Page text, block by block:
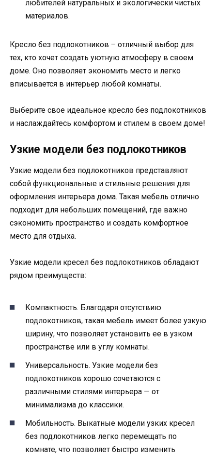
любителей натуральных и экологически чистых
материалов.
Кресло без подлокотников – отличный выбор для
тех, кто хочет создать уютную атмосферу в своем
доме. Оно позволяет экономить место и легко
вписывается в интерьер любой комнаты.
Выберите свое идеальное кресло без подлокотников
и наслаждайтесь комфортом и стилем в своем доме!
Узкие модели без подлокотников
Узкие модели без подлокотников представляют
собой функциональные и стильные решения для
оформления интерьера дома. Такая мебель отлично
подходит для небольших помещений, где важно
сэкономить пространство и создать комфортное
место для отдыха.
Узкие модели кресел без подлокотников обладают
рядом преимуществ:
Компактность. Благодаря отсутствию
подлокотников, такая мебель имеет более узкую
ширину, что позволяет установить ее в узком
пространстве или в углу комнаты.
Универсальность. Узкие модели без
подлокотников хорошо сочетаются с
различными стилями интерьера — от
минимализма до классики.
Мобильность. Выкатные модели узких кресел
без подлокотников легко перемещать по
комнате, что позволяет быстро изменить